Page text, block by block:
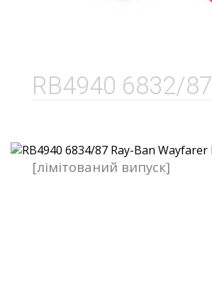
RB4940 6832/87
[лімітований випуск]